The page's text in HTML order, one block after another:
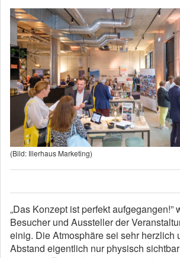
(Bild: Illerhaus Marketing)
„Das Konzept ist perfekt aufgegangen!”
Besucher und Aussteller der
einig. Die Atmosphäre sei sehr herzlich
Abstand eigentlich nur physisch